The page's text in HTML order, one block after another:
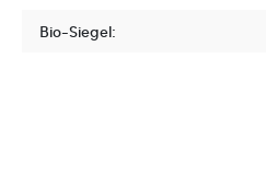
Bio-Siegel: